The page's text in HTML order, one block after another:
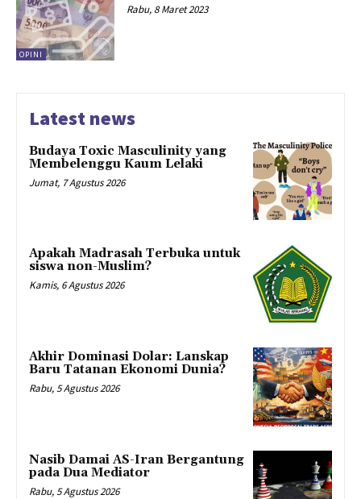
OPINI
Rabu, 8 Maret 2023
Latest news
Budaya Toxic Masculinity yang
Membelenggu Kaum Lelaki
Jumat, 7 Agustus 2026
Apakah Madrasah Terbuka untuk
siswa non-Muslim?
Kamis, 6 Agustus 2026
Akhir Dominasi Dolar: Lanskap
Baru Tatanan Ekonomi Dunia?
Rabu, 5 Agustus 2026
Nasib Damai AS-Iran Bergantung
pada Dua Mediator
Rabu, 5 Agustus 2026